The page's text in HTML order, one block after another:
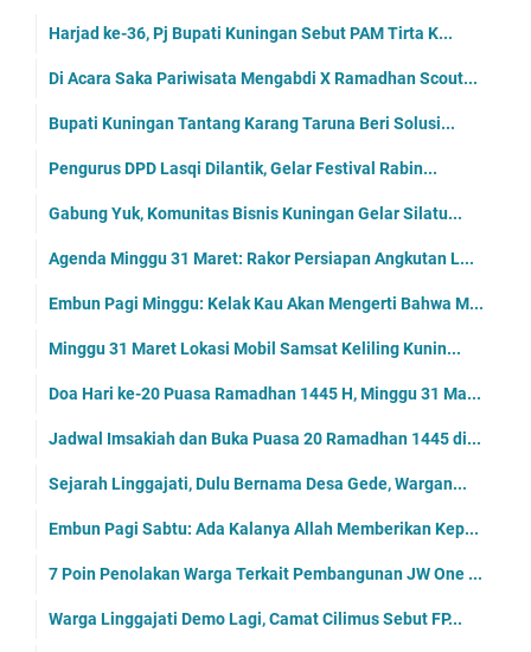
Harjad ke-36, Pj Bupati Kuningan Sebut PAM Tirta K...
Di Acara Saka Pariwisata Mengabdi X Ramadhan Scout...
Bupati Kuningan Tantang Karang Taruna Beri Solusi...
Pengurus DPD Lasqi Dilantik, Gelar Festival Rabin...
Gabung Yuk, Komunitas Bisnis Kuningan Gelar Silatu...
Agenda Minggu 31 Maret: Rakor Persiapan Angkutan L...
Embun Pagi Minggu: Kelak Kau Akan Mengerti Bahwa M...
Minggu 31 Maret Lokasi Mobil Samsat Keliling Kunin...
Doa Hari ke-20 Puasa Ramadhan 1445 H, Minggu 31 Ma...
Jadwal Imsakiah dan Buka Puasa 20 Ramadhan 1445 di...
Sejarah Linggajati, Dulu Bernama Desa Gede, Wargan...
Embun Pagi Sabtu: Ada Kalanya Allah Memberikan Kep...
7 Poin Penolakan Warga Terkait Pembangunan JW One ...
Warga Linggajati Demo Lagi, Camat Cilimus Sebut FP...